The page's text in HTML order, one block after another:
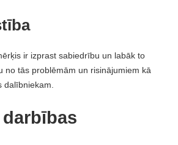
ir izprast sabiedrību un labāk to
no tās problēmām un risinājumiem kā